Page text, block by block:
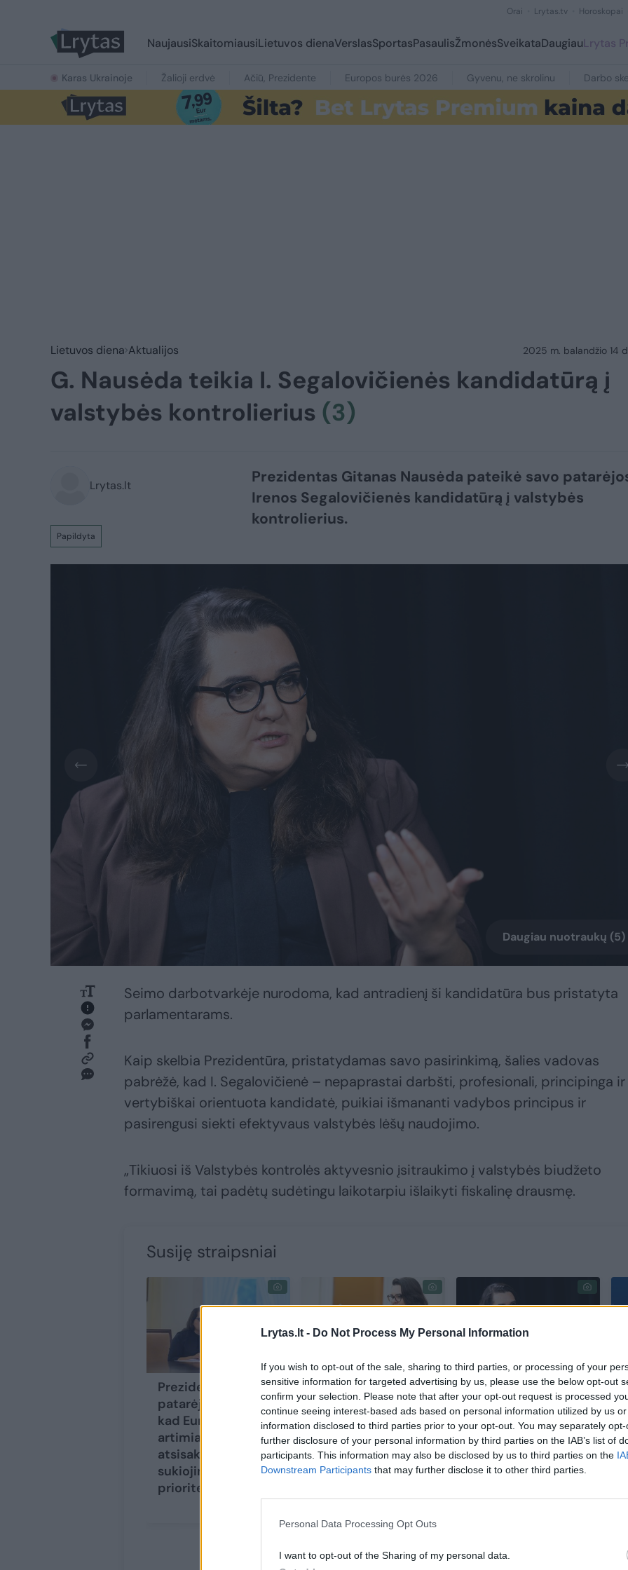
Lrytas.lt - Do Not Process My Personal Information
If you wish to opt-out of the sale, sharing to third parties, or processing of your
sensitive information for targeted advertising by us, please use the below opt-out
confirm your selection. Please note that after your opt-out request is processed
continue seeing interest-based ads based on personal information utilized by us
information disclosed to third parties prior to your opt-out. You may separately
further disclosure of your personal information by third parties on the IAB’s list of
participants. This information may also be disclosed by us to third parties on the
Downstream Participants that may further disclose it to other third parties.
Personal Data Processing Opt Outs
I want to opt-out of the Sharing of my personal data.
Orai Lrytas.tv Horoskopai
NaujausiSkaitomiausiLietuvos dienaVerslasSportasPasaulisŽmonėsSveikataDaugiauLrytas
Karas Ukrainoje Žalioji erdvė Ačiū, Prezidente Europos burės 2026 Gyvenu, ne skrolinu Darbo
Lietuvos diena Aktualijos 2025 m. balandžio 14
G. Nausėda teikia I. Segalovičienės kandidatūrą į
valstybės kontrolierius (3)
Lrytas.lt
Papildyta
Prezidentas Gitanas Nausėda pateikė savo
Irenos Segalovičienės kandidatūrą į valstybės
kontrolierius.
Daugiau nuotraukų (5)
Seimo darbotvarkėje nurodoma, kad antradienį ši kandidatūra bus pristatyta
parlamentarams.
Kaip skelbia Prezidentūra, pristatydamas savo pasirinkimą, šalies vadovas
pabrėžė, kad I. Segalovičienė – nepaprastai darbšti, profesionali, principinga ir
vertybiškai orientuota kandidatė, puikiai išmananti vadybos principus ir
pasirengusi siekti efektyvaus valstybės lėšų naudojimo.
„Tikiuosi iš Valstybės kontrolės aktyvesnio įsitraukimo į valstybės biudžeto
formavimą, tai padėtų sudėtingu laikotarpiu išlaikyti fiskalinę drausmę.
Susiję straipsniai
Prezidento
patarėja nemano,
kad Europos šalys
artimiausiu metu
atsisakys laiko
sukiojimo: tai nėra
prioritetas
I. Segalovičienė
apie finansinės
paramos
nesulaukusią
„dronų sienos“
iniciatyvą:
užsiveria ir kitos
galimybės
I. Segalovičienė:
Civilinės sąjungos
įstatymas nėra
pats geriausias
būdas išspręsti
teisines artimo